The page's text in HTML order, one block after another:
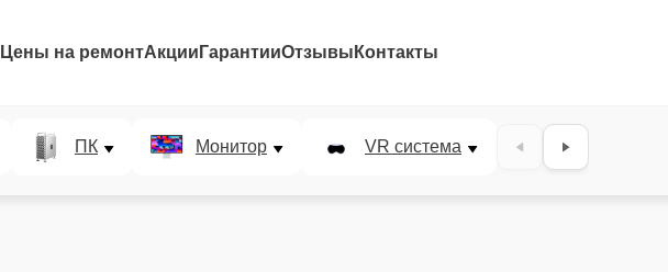
Цены на ремонтАкции ГарантииОтзывы Контакты
ПК Монитор VR система Наушники